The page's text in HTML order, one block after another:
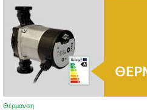
Θέρμανση